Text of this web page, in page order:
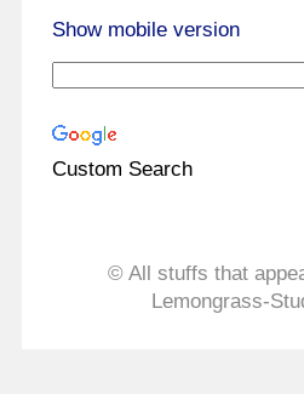
Show mobile version
Custom Search
© All stuffs that
Lemongrass-